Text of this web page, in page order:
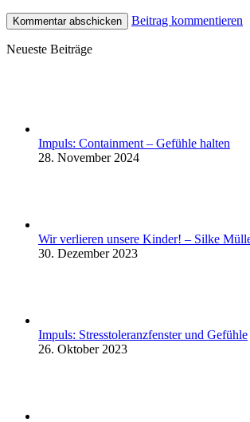
Beitrag kommentieren
Neueste Beiträge
Impuls: Containment – Gefühle halten
28. November 2024
Wir verlieren unsere Kinder! – Silke
30. Dezember 2023
Impuls: Stresstoleranzfenster und Gefühle
26. Oktober 2023